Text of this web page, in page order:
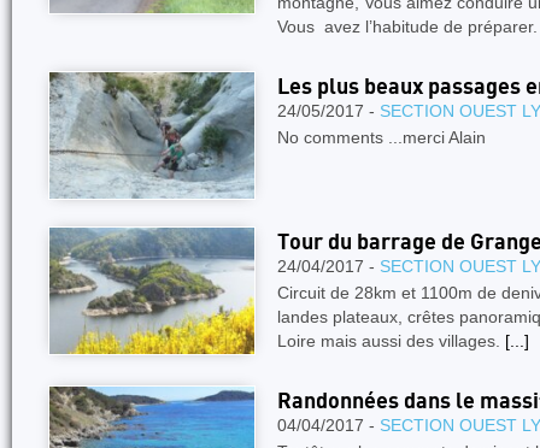
Vous avez l’habitude de
Les plus beaux passages
24/05/2017 - SECTION OUEST
No comments ...merci Alain
Tour du barrage de
24/04/2017 - SECTION OUEST
Circuit de 28km et 1100m de
landes plateaux, crêtes
Loire mais aussi des villages. [...]
Randonnées dans le
04/04/2017 - SECTION OUEST